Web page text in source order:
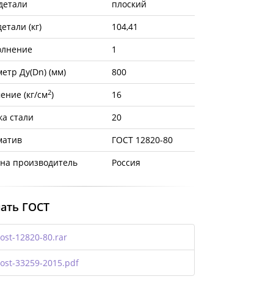
плоский
(кг)
104,41
1
Ду(Dn) (мм)
800
(кг/см2)
16
стали
20
ГОСТ 12820-80
производитель
Россия
ГОСТ
12820-80.rar
33259-2015.pdf